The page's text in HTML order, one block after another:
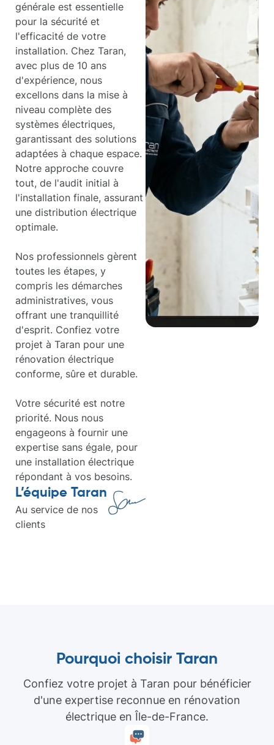
générale est essentielle
pour la sécurité et
l'efficacité de votre
installation. Chez Taran,
avec plus de 10 ans
d'expérience, nous
excellons dans la mise à
niveau complète des
systèmes électriques,
garantissant des solutions
adaptées à chaque espace.
Notre approche couvre
tout, de l'audit initial à
l'installation finale, assurant
une distribution électrique
optimale.
Nos professionnels gèrent
toutes les étapes, y
compris les démarches
administratives, vous
offrant une tranquillité
d'esprit. Confiez votre
projet à Taran pour une
rénovation électrique
conforme, sûre et durable.
Votre sécurité est notre
priorité. Nous nous
engageons à fournir une
expertise sans égale, pour
une installation électrique
répondant à vos besoins.
L’équipe Taran
Au service de nos
clients
Pourquoi choisir Taran
Confiez votre projet à Taran pour bénéficier
d'une expertise reconnue en rénovation
électrique en Île-de-France.